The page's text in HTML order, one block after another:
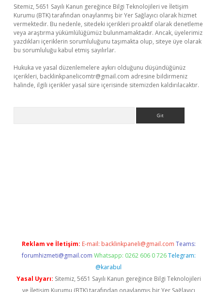
Sitemiz, 5651 Sayılı Kanun gereğince Bilgi Teknolojileri ve İletişim
Kurumu (BTK) tarafından onaylanmış bir Yer Sağlayıcı olarak hizmet
vermektedir. Bu nedenle, sitedeki içerikleri proaktif olarak denetleme
veya araştırma yükümlülüğümüz bulunmamaktadır. Ancak, üyelerimiz
yazdıkları içeriklerin sorumluluğunu taşımakta olup, siteye üye olarak
bu sorumluluğu kabul etmiş sayılırlar.
Hukuka ve yasal düzenlemelere aykırı olduğunu düşündüğünüz
içerikleri, backlinkpanelicomtr@gmail.com adresine bildirmeniz
halinde, ilgili içerikler yasal süre içerisinde sitemizden kaldırılacaktır.
Reklam ve İletişim: E-mail: backlinkpaneli@gmail.com Teams:
forumhizmeti@gmail.com Whatsapp: 0262 606 0 726 Telegram:
@karabul
Yasal Uyarı: Sitemiz, 5651 Sayılı Kanun gereğince Bilgi Teknolojileri
ve İletişim Kurumu (BTK) tarafından onaylanmış bir Yer Sağlayıcı